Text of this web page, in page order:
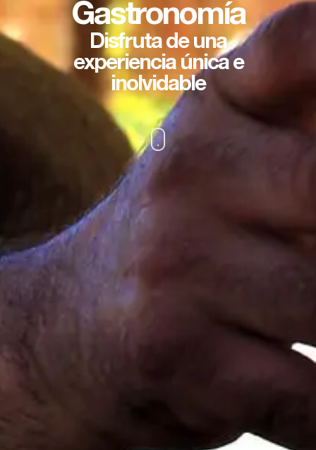
Gastronomía
Disfruta de una
experiencia única e
inolvidable